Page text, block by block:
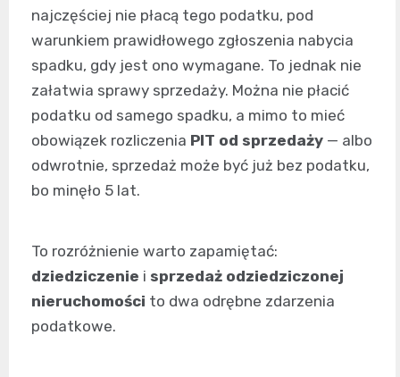
najczęściej nie płacą tego podatku, pod
warunkiem prawidłowego zgłoszenia nabycia
spadku, gdy jest ono wymagane. To jednak nie
załatwia sprawy sprzedaży. Można nie płacić
podatku od samego spadku, a mimo to mieć
obowiązek rozliczenia PIT od sprzedaży — albo
odwrotnie, sprzedaż może być już bez podatku,
bo minęło 5 lat.
To rozróżnienie warto zapamiętać:
dziedziczenie i sprzedaż odziedziczonej
nieruchomości to dwa odrębne zdarzenia
podatkowe.